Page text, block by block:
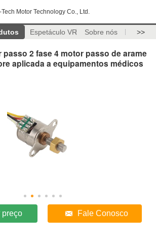
Motor Technology Co., Ltd.
Espetáculo VR Sobre nós >>
passo 2 fase 4 motor passo de arame
aplicada a equipamentos médicos
preço Fale Conosco